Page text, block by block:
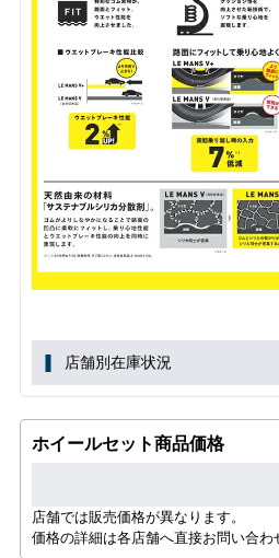
店舗別在庫状況
ホイールセット商品価格
店舗では販売価格が異なります。
価格の詳細は各店舗へ直接お問い合わ